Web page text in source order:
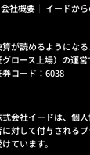
会社概要
イードか
算が読めるようにな
グロース上場）の運営
券コード：6038
式会社イードは、個
に対して付与される
ています。